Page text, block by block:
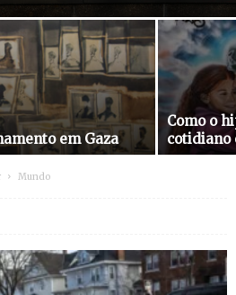
em Gaza
Como o
cotidiano
Mundo